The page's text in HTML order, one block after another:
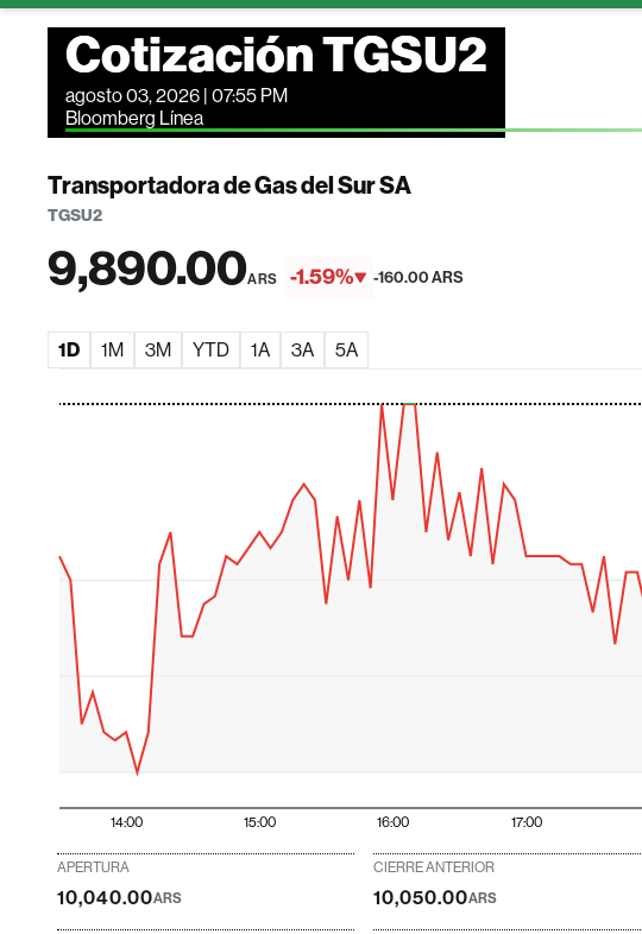
Cotización TGSU2
agosto 03, 2026 | 07:55 PM
Bloomberg Línea
Transportadora de Gas del Sur SA
TGSU2
9,890.00ARS -1.59% -160.00 ARS
1D 1M 3M YTD 1A 3A 5A
14:00 15:00 16:00 17:00
APERTURA
10,040.00ARS
CIERRE ANTERIOR
10,050.00ARS